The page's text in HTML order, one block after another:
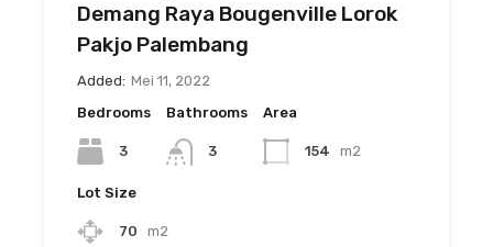
Demang Raya Bougenville Lorok
Pakjo Palembang
Added: Mei 11, 2022
Bedrooms
3
Bathrooms
3
Area
154 m2
Lot Size
70 m2